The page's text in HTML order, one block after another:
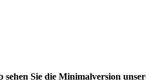
Sie die Minimalversion